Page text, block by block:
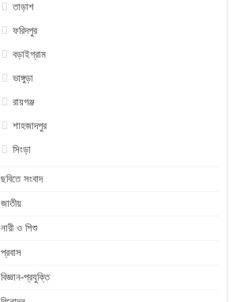
তাড়াশ
ফরিদপুর
বড়াইগ্রাম
ভাঙ্গুড়া
রায়গঞ্জ
শাহজাদপুর
সিংড়া
ছবিতে সংবাদ
জাতীয়
নারী ও শিশু
প্রবাস
বিজ্ঞান-প্রযুক্তি